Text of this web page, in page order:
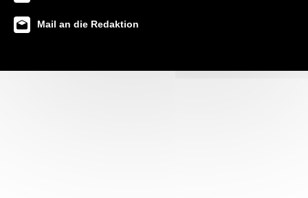
Mail an die Redaktion